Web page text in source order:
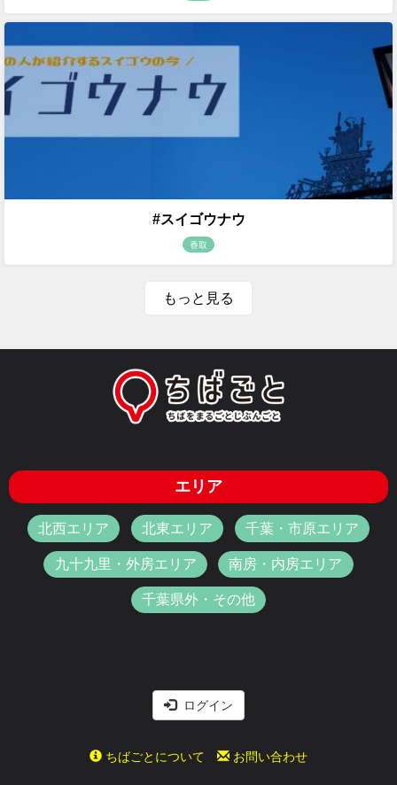
#スイゴウナウ
香取
もっと見る
エリア
北西エリア 北東エリア 千葉・市原エリア
九十九里・外房エリア 南房・内房エリア
千葉県外・その他
ログイン
ちばごとについて お問い合わせ